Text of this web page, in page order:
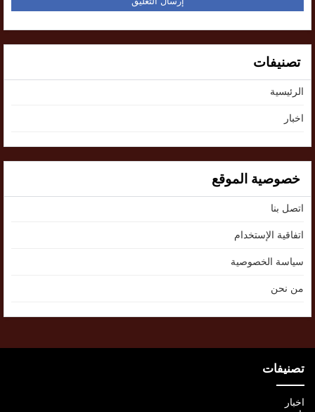
تصنيفات
الرئيسية
اخبار
خصوصية الموقع
اتصل بنا
اتفاقية الإستخدام
سياسة الخصوصية
من نحن
تصنيفات
اخبار